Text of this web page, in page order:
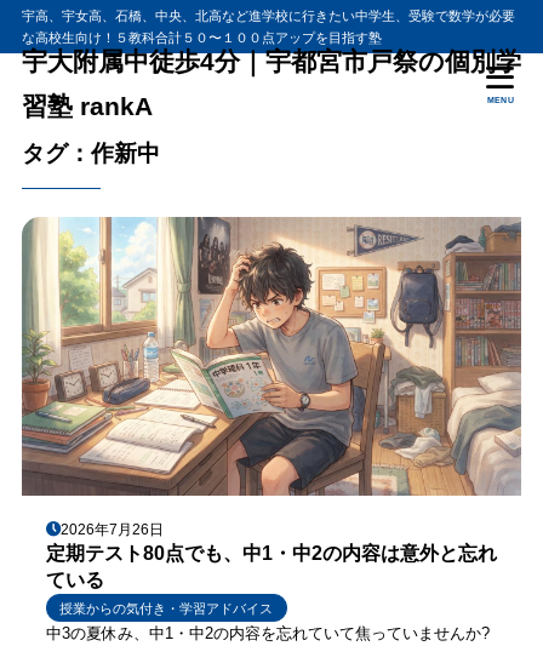
宇高、宇女高、石橋、中央、北高など進学校に行きたい中学生、受験で数学が必要
な高校生向け！５教科合計５０〜１００点アップを目指す塾
宇大附属中徒歩4分｜宇都宮市戸祭の個別学
習塾 rankA
MENU
タグ：作新中
2026年7月26日
定期テスト80点でも、中1・中2の内容は意外と忘れ
ている
中3の夏休み、中1・中2の内容を忘れていて焦っていませんか?
授業からの気付き・学習アドバイス